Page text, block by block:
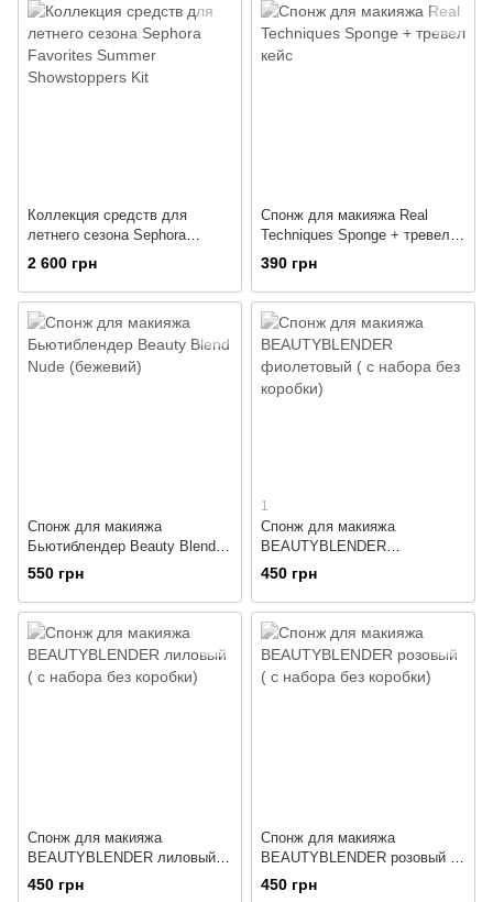
Коллекция средств для
летнего сезона Sephora
Favorites Summer
Showstoppers Kit
2 600 грн
Спонж для макияжа Real
Techniques Sponge + тревел
кейс
390 грн
Спонж для макияжа
Бьютиблендер Beauty Blend
Nude (бежевий)
550 грн
1
Спонж для макияжа
BEAUTYBLENDER
фиолетовый ( с набора без
коробки)
450 грн
Спонж для макияжа
BEAUTYBLENDER лиловый (
с набора без коробки)
450 грн
Спонж для макияжа
BEAUTYBLENDER розовый (
с набора без коробки)
450 грн